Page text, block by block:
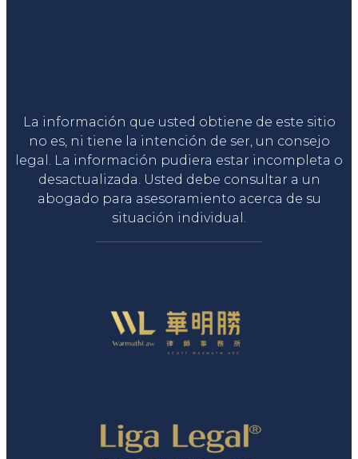
La información que usted obtiene de este sitio
no es, ni tiene la intención de ser, un consejo
legal. La información pudiera estar incompleta o
desactualizada. Usted debe consultar a un
abogado para asesoramiento acerca de su
situación individual.